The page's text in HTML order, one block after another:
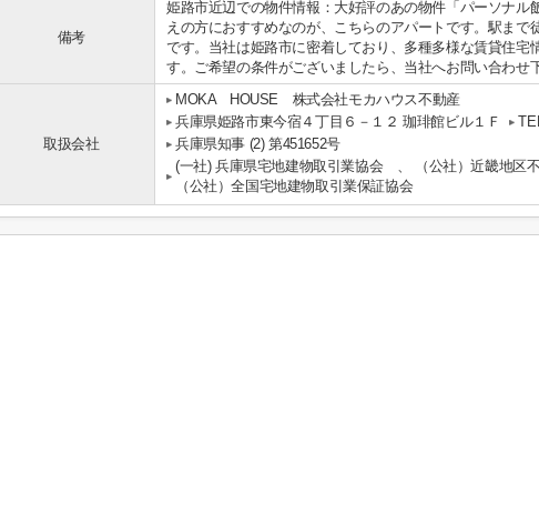
備考
姫路市近辺での物件情報：大好評のあの物件「パーソナル
えの方におすすめなのが、こちらのアパートです。駅まで
です。当社は姫路市に密着しており、多種多様な賃貸住宅
す。ご希望の条件がございましたら、当社へお問い合わせ
取扱会社
MOKA HOUSE 株式会社モカハウス不動産
兵庫県姫路市東今宿４丁目６－１２ 珈琲館ビル１Ｆ
兵庫県知事 (2) 第451652号
(一社) 兵庫県宅地建物取引業協会 、 （公社）近畿地区不
（公社）全国宅地建物取引業保証協会